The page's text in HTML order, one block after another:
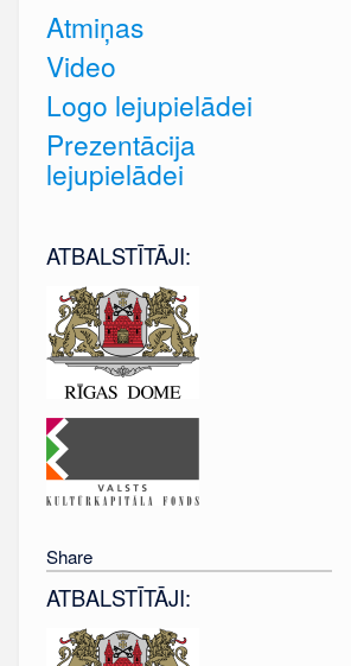
Atmiņas
Video
Logo lejupielādei
Prezentācija
lejupielādei
ATBALSTĪTĀJI:
Share
ATBALSTĪTĀJI: